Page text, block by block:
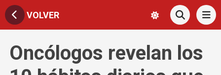
VOLVER
Oncólogos revelan los